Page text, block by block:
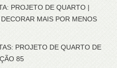
PROJETO DE QUARTO |
MAIS POR MENOS
PROJETO DE QUARTO DE
85